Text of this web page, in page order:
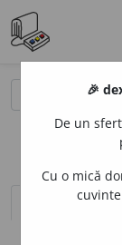
sinteza
🎉
De un
Cu o mică